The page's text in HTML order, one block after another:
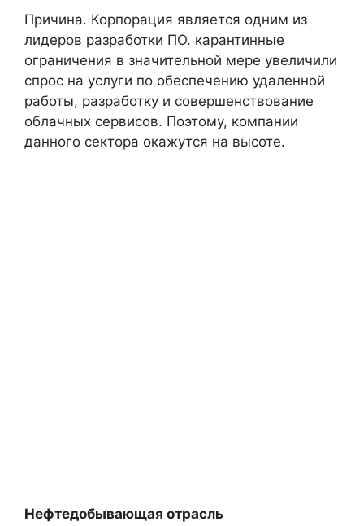
Причина. Корпорация является одним из
лидеров разработки ПО. карантинные
ограничения в значительной мере увеличили
спрос на услуги по обеспечению удаленной
работы, разработку и совершенствование
облачных сервисов. Поэтому, компании
данного сектора окажутся на высоте.
Нефтедобывающая отрасль